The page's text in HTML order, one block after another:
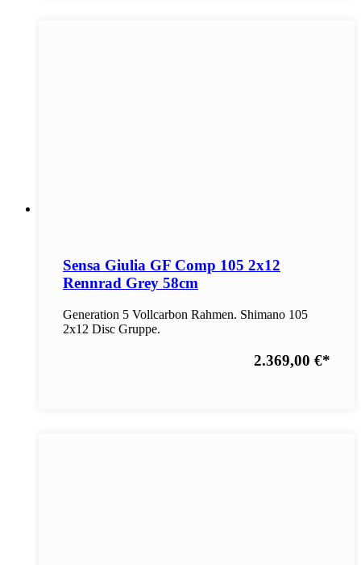
Sensa Giulia GF Comp 105 2x12
Rennrad Grey 58cm
Generation 5 Vollcarbon Rahmen. Shimano 105
2x12 Disc Gruppe.
2.369,00 €*